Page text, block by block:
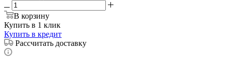
В корзину
Купить в 1 клик
Купить в кредит
Рассчитать доставку